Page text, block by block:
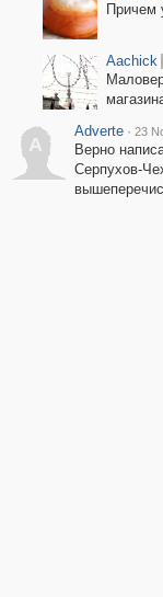
Причем
Aachick
A
Adverte · 23
Верно
Серпухов-